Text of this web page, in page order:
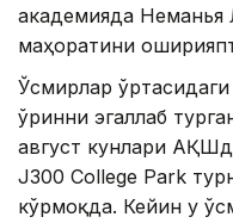
академияда Неманья
маҳоратини
Ўсмирлар
ўринни эгаллаб
август кунлари
J300 College Park
кўрмоқда. Кейин у